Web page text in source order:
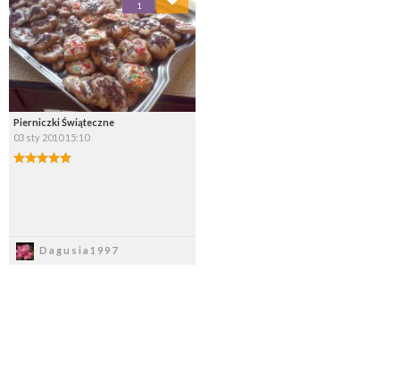
Pierniczki Świąteczne
03 sty 2010 15:10
Dagusia1997
1
Wybierz listę: